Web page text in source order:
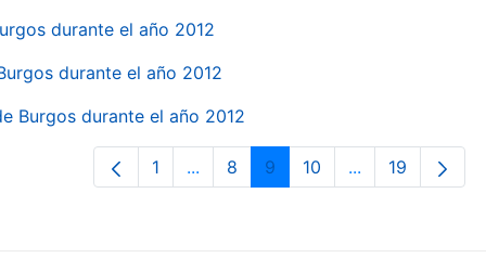
durante el año 2012
durante el año 2012
Burgos durante el año 2012
Páxina
1 ...Páxinas intermedias Use pestaña
Páxina
8 Páxina
9 Páxina
10 ...PáxinasPáxina
19